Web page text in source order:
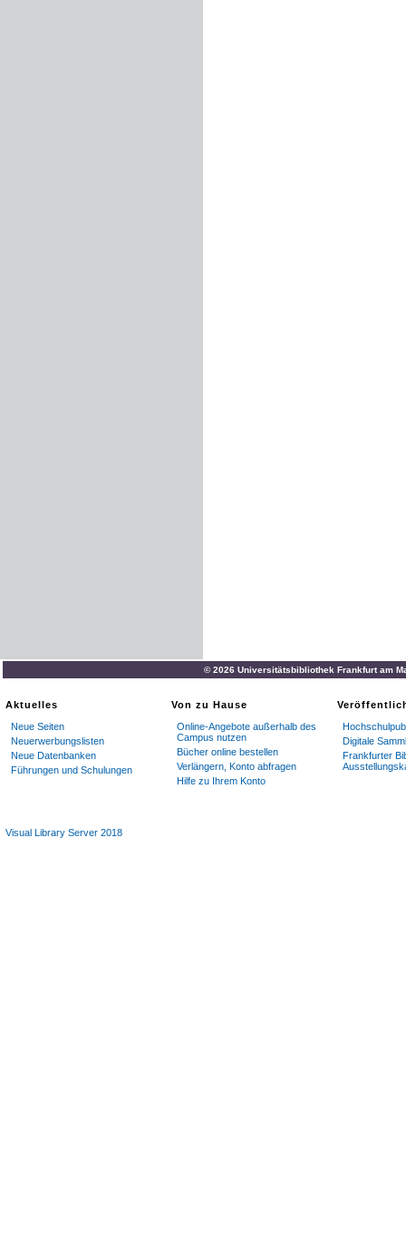
© 2026 Universitätsbibliothek Frankfurt am
Aktuelles
Neue Seiten
Neuerwerbungslisten
Neue Datenbanken
Führungen und Schulungen
Von zu Hause
Online-Angebote außerhalb des
Campus nutzen
Bücher online bestellen
Verlängern, Konto abfragen
Hilfe zu Ihrem Konto
Digitale
Frankfurter
Visual Library Server 2018